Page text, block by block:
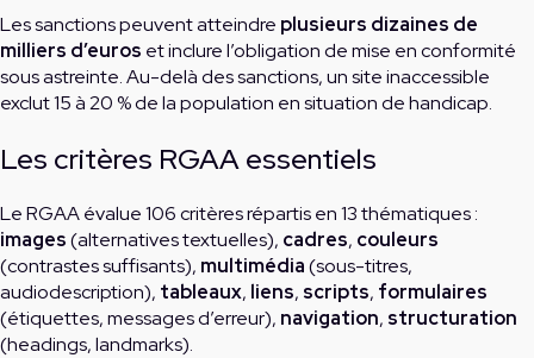
Les sanctions peuvent atteindre plusieurs dizaines de
milliers d’euros et inclure l’obligation de mise en conformité
sous astreinte. Au-delà des sanctions, un site inaccessible
exclut 15 à 20 % de la population en situation de handicap.
Les critères RGAA essentiels
Le RGAA évalue 106 critères répartis en 13 thématiques :
images(alternatives textuelles), cadres, couleurs
(contrastes suffisants), multimédia(sous-titres,
audiodescription), tableaux, liens, scripts, formulaires
(étiquettes, messages d’erreur), navigation, structuration
(headings, landmarks).